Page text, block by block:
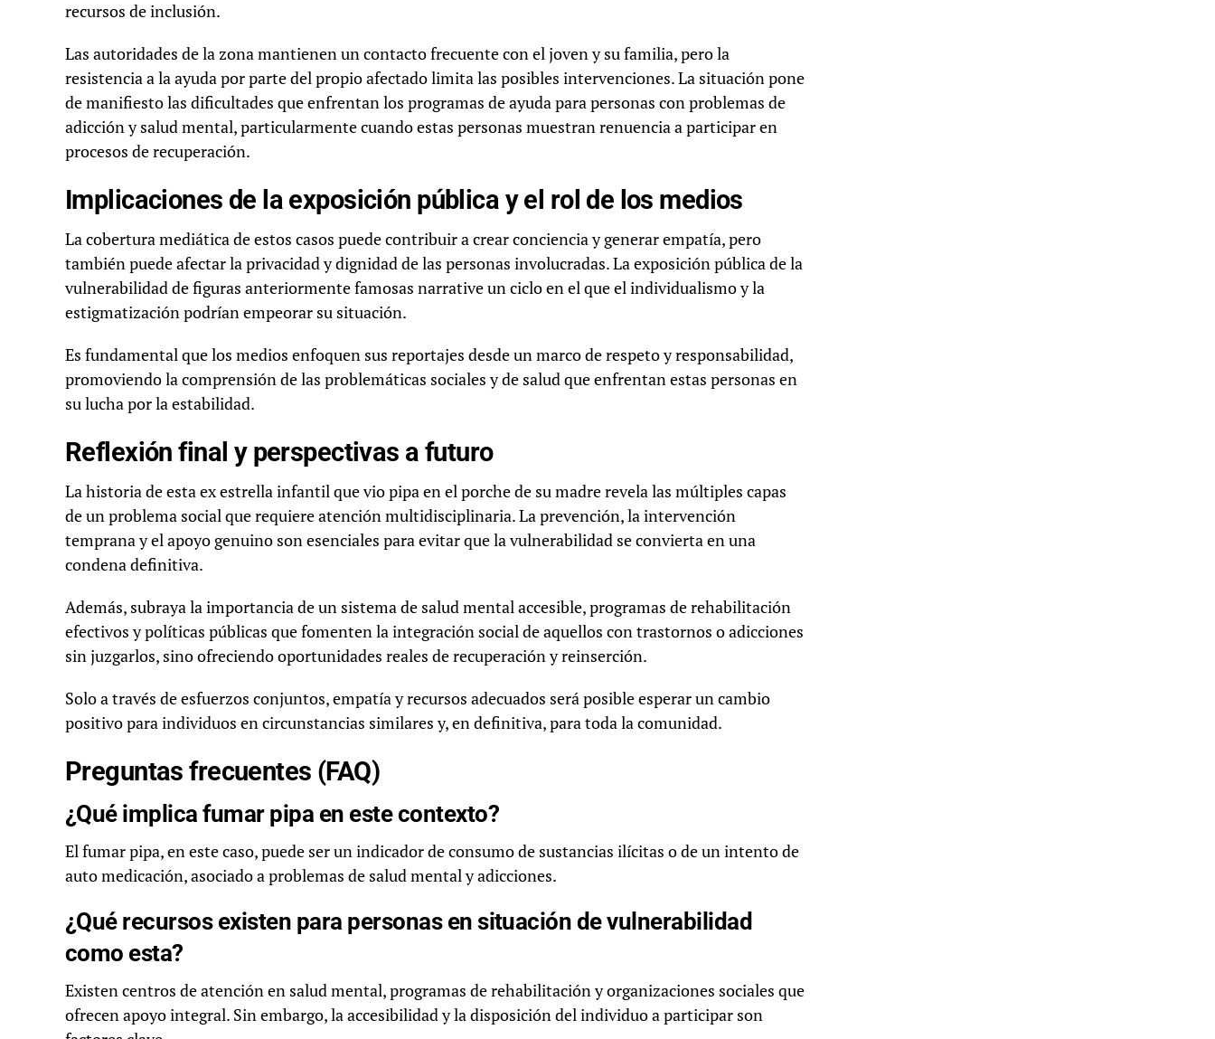
recursos de inclusión.
Las autoridades de la zona mantienen un contacto frecuente con el joven y su familia, pero la
resistencia a la ayuda por parte del propio afectado limita las posibles intervenciones. La situación pone
de manifiesto las dificultades que enfrentan los programas de ayuda para personas con problemas de
adicción y salud mental, particularmente cuando estas personas muestran renuencia a participar en
procesos de recuperación.
Implicaciones de la exposición pública y el rol de los medios
La cobertura mediática de estos casos puede contribuir a crear conciencia y generar empatía, pero
también puede afectar la privacidad y dignidad de las personas involucradas. La exposición pública de la
vulnerabilidad de figuras anteriormente famosas narrative un ciclo en el que el individualismo y la
estigmatización podrían empeorar su situación.
Es fundamental que los medios enfoquen sus reportajes desde un marco de respeto y responsabilidad,
promoviendo la comprensión de las problemáticas sociales y de salud que enfrentan estas personas en
su lucha por la estabilidad.
Reflexión final y perspectivas a futuro
La historia de esta ex estrella infantil que vio pipa en el porche de su madre revela las múltiples capas
de un problema social que requiere atención multidisciplinaria. La prevención, la intervención
temprana y el apoyo genuino son esenciales para evitar que la vulnerabilidad se convierta en una
condena definitiva.
Además, subraya la importancia de un sistema de salud mental accesible, programas de rehabilitación
efectivos y políticas públicas que fomenten la integración social de aquellos con trastornos o adicciones
sin juzgarlos, sino ofreciendo oportunidades reales de recuperación y reinserción.
Solo a través de esfuerzos conjuntos, empatía y recursos adecuados será posible esperar un cambio
positivo para individuos en circunstancias similares y, en definitiva, para toda la comunidad.
Preguntas frecuentes (FAQ)
¿Qué implica fumar pipa en este contexto?
El fumar pipa, en este caso, puede ser un indicador de consumo de sustancias ilícitas o de un intento de
auto medicación, asociado a problemas de salud mental y adicciones.
¿Qué recursos existen para personas en situación de vulnerabilidad
como esta?
Existen centros de atención en salud mental, programas de rehabilitación y organizaciones sociales que
ofrecen apoyo integral. Sin embargo, la accesibilidad y la disposición del individuo a participar son